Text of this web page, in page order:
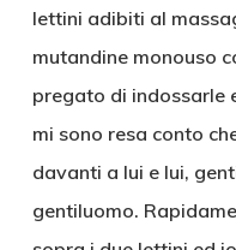
lettini adibiti al
mutandine monouso
pregato di indossarle
mi sono resa conto
davanti a lui e lui,
gentiluomo.